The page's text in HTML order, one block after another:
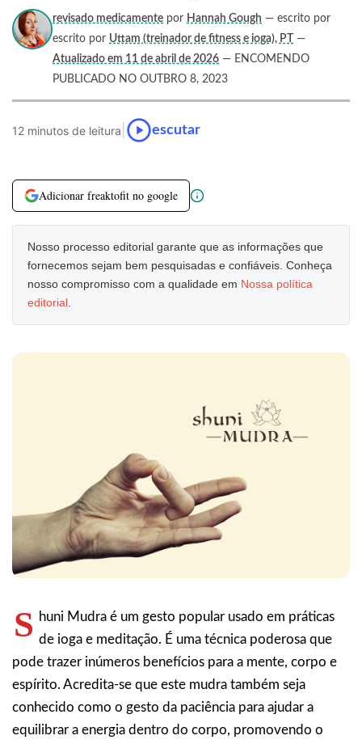
revisado medicamente por Hannah Gough — escrito por
escrito por Uttam (treinador de fitness e ioga), PT
—
Atualizado em 11 de abril de 2026 — ENCOMENDO
PUBLICADO NO OUTBRO 8, 2023
12 minutos de leitura escutar
Adicionar freaktofit no google
Nosso processo editorial garante que as informações que
fornecemos sejam bem pesquisadas e confiáveis. Conheça
nosso compromisso com a qualidade em Nossa política
editorial
S huni Mudra é um gesto popular usado em práticas
de ioga e meditação. É uma técnica poderosa que
pode trazer inúmeros benefícios para a mente, corpo e
espírito. Acredita-se que este mudra também seja
conhecido como o gesto da paciência para ajudar a
equilibrar a energia dentro do corpo, promovendo o